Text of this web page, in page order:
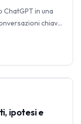
in una
chiave
ipotesi e